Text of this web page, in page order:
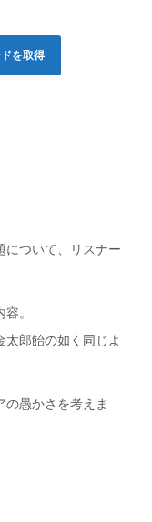
を取得
について、リスナー
。
郎飴の如く同じよ
愚かさを考えま